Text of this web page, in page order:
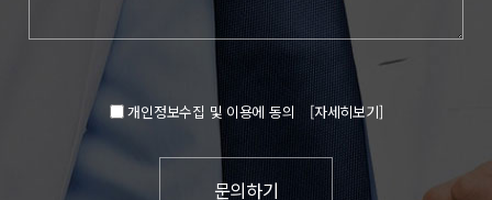
개인정보수집 및 이용에 동의 [자세히보기]